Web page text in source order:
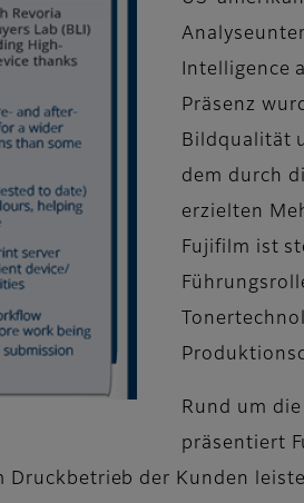
Intelligence
Präsenz
Bildqualität
dem durch
erzielten
Fujifilm ist
Rund um
präsentiert
der Kunden